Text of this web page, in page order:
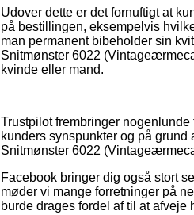
Udover dette er det fornuftigt at
på bestillingen, eksempelvis
man permanent bibeholder sin
Snitmønster 6022
kvinde eller mand.
Trustpilot frembringer
kunders synspunkter og på
Snitmønster 6022
Facebook bringer dig også stort
møder vi mange forretninger på
burde drages fordel af til at afveje